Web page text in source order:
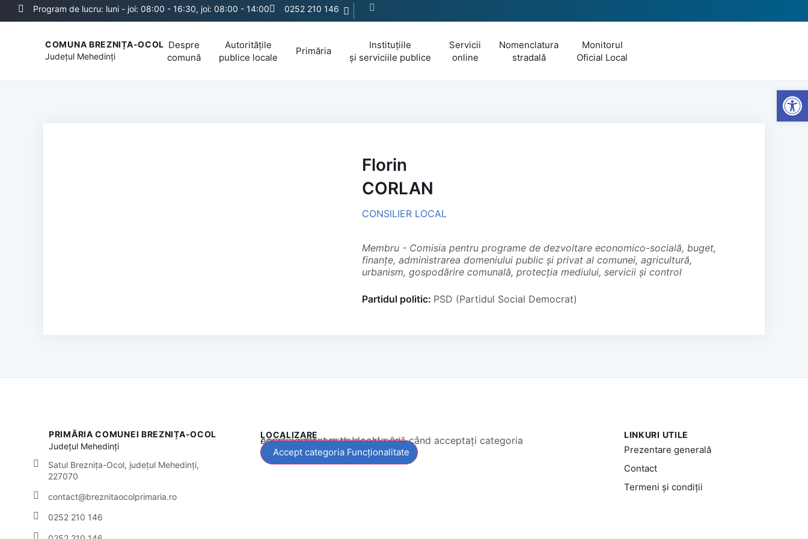
Program de lucru: luni - joi: 08:00 - 16:30, joi: 08:00 - 14:00 0252 210 146
COMUNA BREZNIȚA-OCOL
Județul Mehedinți
Despre
comună
Autoritățile
publice locale
Primăria
Instituțiile
și serviciile publice
Servicii
online
Nomenclatura
stradală
Monitorul
Oficial Local
Florin
CORLAN
CONSILIER LOCAL
membru - Comisia pentru programe de dezvoltare economico-socială, buget,
finanțe, administrarea domeniului public și privat al comunei, agricultură,
urbanism, gospodărire comunală, protecția mediului, servicii și control
Partidul politic: PSD (Partidul Social Democrat)
PRIMĂRIA COMUNEI BREZNIȚA-OCOL
Județul Mehedinți
Satul Breznița-Ocol, județul Mehedinți,
227070
contact@breznitaocolprimaria.ro
0252 210 146
LOCALIZARE
Acest conținut este blocat până când acceptați categoria corespunzătoare de cookie-uri.
Accept categoria Funcționalitate
LINKURI UTILE
Prezentare generală
Contact
Termeni și condiții